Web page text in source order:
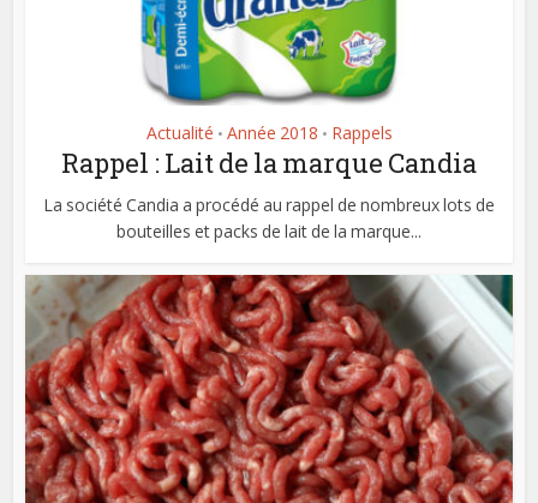
Actualité • Année 2018 • Rappels
Rappel : Lait de la marque Candia
La société Candia a procédé au rappel de nombreux lots de
bouteilles et packs de lait de la marque...